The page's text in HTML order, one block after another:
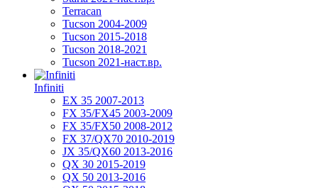
Terracan
Tucson 2004-2009
Tucson 2015-2018
Tucson 2018-2021
Tucson 2021-наст.вр.
Infiniti
EX 35 2007-2013
FX 35/FX45 2003-2009
FX 35/FX50 2008-2012
FX 37/QX70 2010-2019
JX 35/QX60 2013-2016
QX 30 2015-2019
QX 50 2013-2016